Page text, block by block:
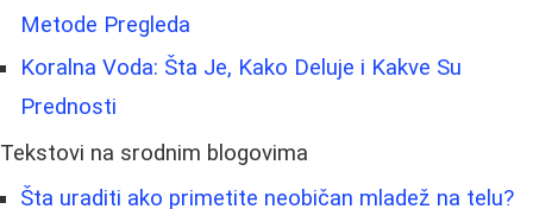
Metode Pregleda
Koralna Voda: Šta Je, Kako Deluje i Kakve Su
Prednosti
Tekstovi na srodnim blogovima
Šta uraditi ako primetite neobičan mladež na telu?